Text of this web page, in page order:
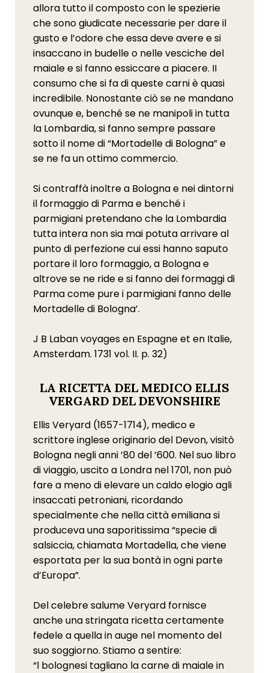
allora tutto il composto con le spezierie
che sono giudicate necessarie per dare il
gusto e l’odore che essa deve avere e si
insaccano in budelle o nelle vesciche del
maiale e si fanno essiccare a piacere. II
consumo che si fa di queste carni è quasi
incredibile. Nonostante ciò se ne mandano
ovunque e, benché se ne manipoli in tutta
la Lombardia, si fanno sempre passare
sotto il nome di “Mortadelle di Bologna” e
se ne fa un ottimo commercio.
Si contraffà inoltre a Bologna e nei dintorni
il formaggio di Parma e benché i
parmigiani pretendano che la Lombardia
tutta intera non sia mai potuta arrivare al
punto di perfezione cui essi hanno saputo
portare il loro formaggio, a Bologna e
altrove se ne ride e si fanno dei formaggi di
Parma come pure i parmigiani fanno delle
Mortadelle di Bologna’.
J B Laban voyages en Espagne et en Italie,
Amsterdam. 1731 vol. II. p. 32)
LA RICETTA DEL MEDICO ELLIS
VERGARD DEL DEVONSHIRE
Ellis Veryard (1657-1714), medico e
scrittore inglese originario del Devon, visitò
Bologna negli anni ’80 del ’600. Nel suo libro
di viaggio, uscito a Londra nel 1701, non può
fare a meno di elevare un caldo elogio agli
insaccati petroniani, ricordando
specialmente che nella città emiliana si
produceva una saporitissima “specie di
salsiccia, chiamata Mortadella, che viene
esportata per la sua bontà in ogni parte
d’Europa”.
Del celebre salume Veryard fornisce
anche una stringata ricetta certamente
fedele a quella in auge nel momento del
suo soggiorno. Stiamo a sentire:
“l bolognesi tagliano la carne di maiale in